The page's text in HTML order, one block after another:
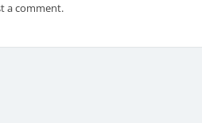
a comment.